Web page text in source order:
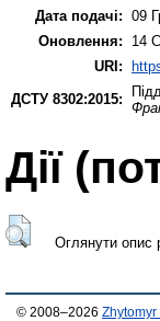
Дата подачі: 09
Оновлення:
14
URI:
ДСТУ 8302:2015:
Дії
Оглянути опис
© 2008–2026 Zhytomyr